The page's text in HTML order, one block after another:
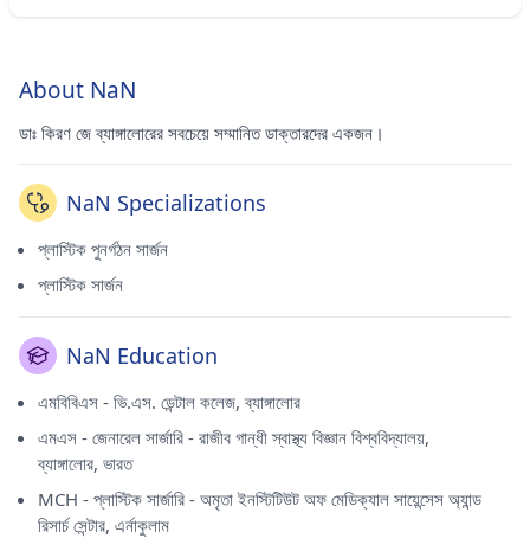
About NaN
ডাঃ কিরণ জে ব্যাঙ্গালোরের সবচেয়ে সম্মানিত ডাক্তারদের একজন।
NaN Specializations
প্লাস্টিক পুনর্গঠন সার্জন
প্লাস্টিক সার্জন
NaN Education
এমবিবিএস - ভি.এস. ডেন্টাল কলেজ, ব্যাঙ্গালোর
এমএস - জেনারেল সার্জারি - রাজীব গান্ধী স্বাস্থ্য বিজ্ঞান বিশ্ববিদ্যালয়,
ব্যাঙ্গালোর, ভারত
MCH - প্লাস্টিক সার্জারি - অমৃতা ইনস্টিটিউট অফ মেডিক্যাল সায়েন্সেস অ্যান্ড
রিসার্চ সেন্টার, এর্নাকুলাম